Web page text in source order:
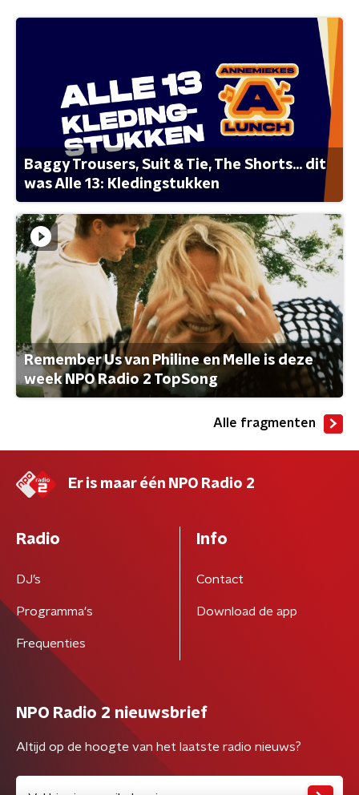
Baggy Trousers, Suit & Tie, The Shorts... dit
was Alle 13: Kledingstukken
Remember Us van Philine en Melle is deze
week NPO Radio 2 TopSong
Alle fragmenten
Er is maar één NPO Radio 2
Radio
DJ’s
Programma's
Frequenties
Info
Contact
Download de app
NPO Radio 2 nieuwsbrief
Altijd op de hoogte van het laatste radio nieuws?